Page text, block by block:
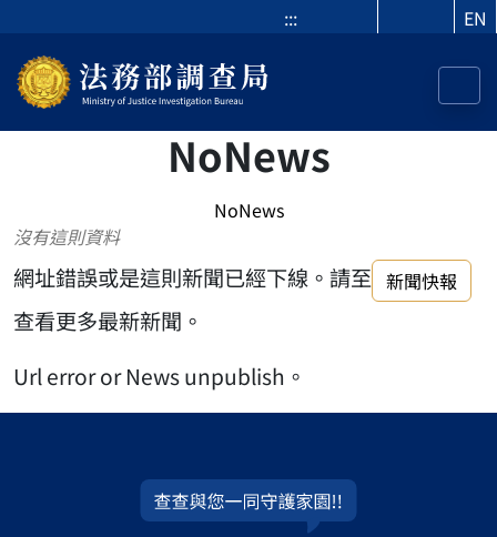
::: EN
NoNews
NoNews
沒有這則資料
網址錯誤或是這則新聞已經下線。請至 新聞快報
查看更多最新新聞。
Url error or News unpublish。